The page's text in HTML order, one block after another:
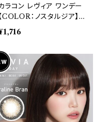
ラコン レヴィア ワンデー
【COLOR：ノスタルジア】 1
枚入 度あり 14.1mm
ムチェウォン ReVIA 1da
ーフ ブラウン ブラック 高
水 裸眼風 自然